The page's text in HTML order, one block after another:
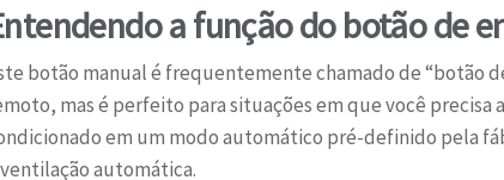
a função do botão de
botão manual é frequentemente chamado de “botão
mas é perfeito para situações em que você precisa
em um modo automático pré-definido pela
automática.